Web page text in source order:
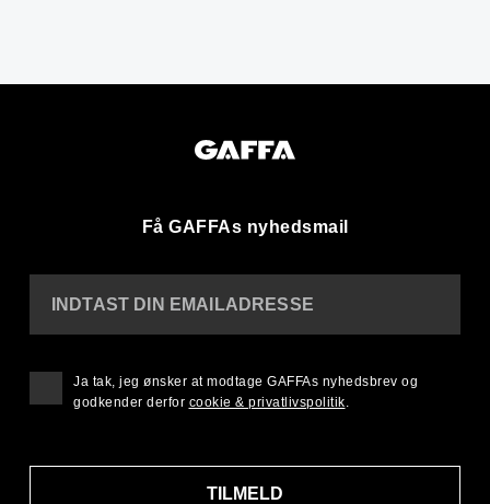
Få GAFFAs nyhedsmail
INDTAST DIN EMAILADRESSE
TILMELD
Ja tak, jeg ønsker at modtage GAFFAs nyhedsbrev og
godkender derfor cookie & privatlivspolitik.